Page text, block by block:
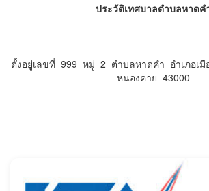
ประวัติเทศบาลตำบลหาดค
ตั้งอยู่เลขที่ 999 หมู่ 2 ตำบลหาดคำ อำเภอเมื
หนองคาย 43000